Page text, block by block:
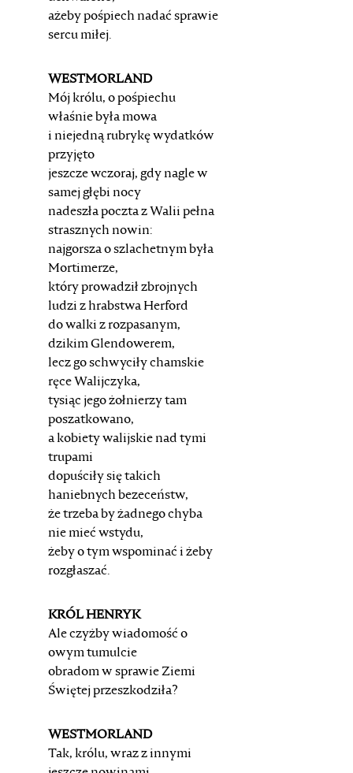
ażeby pośpiech nadać sprawie
sercu miłej.
WESTMORLAND
Mój królu, o pośpiechu
właśnie była mowa
i niejedną rubrykę wydatków
przyjęto
jeszcze wczoraj, gdy nagle w
samej głębi nocy
nadeszła poczta z Walii pełna
strasznych nowin:
najgorsza o szlachetnym była
Mortimerze,
który prowadził zbrojnych
ludzi z hrabstwa Herford
do walki z rozpasanym,
dzikim Glendowerem,
lecz go schwyciły chamskie
ręce Walijczyka,
tysiąc jego żołnierzy tam
poszatkowano,
a kobiety walijskie nad tymi
trupami
dopuściły się takich
haniebnych bezeceństw,
że trzeba by żadnego chyba
nie mieć wstydu,
żeby o tym wspominać i żeby
rozgłaszać.
KRÓL HENRYK
Ale czyżby wiadomość o
owym tumulcie
obradom w sprawie Ziemi
Świętej przeszkodziła?
WESTMORLAND
Tak, królu, wraz z innymi